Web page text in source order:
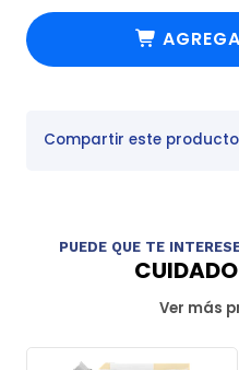
Compartir este producto
PUEDE QUE TE
Ver más